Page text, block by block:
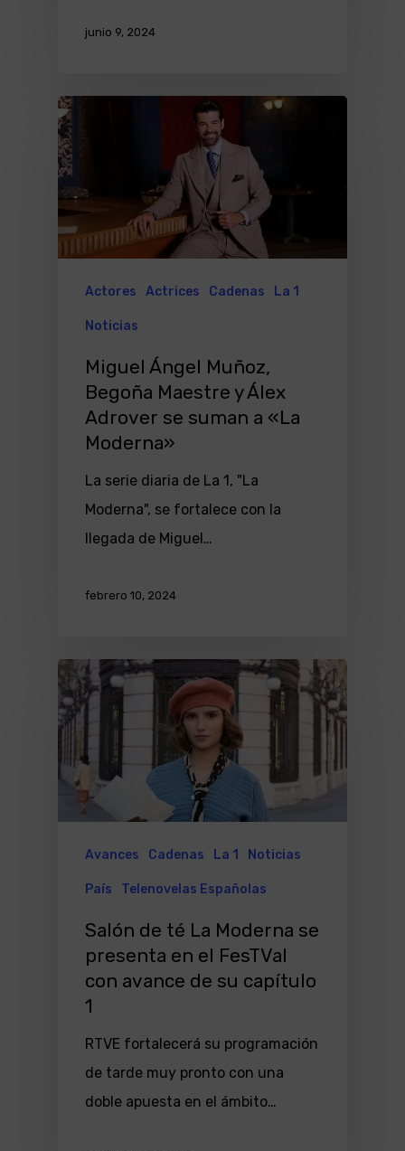
junio 9, 2024
Actores Actrices Cadenas La 1
Noticias
Miguel Ángel Muñoz,
Begoña Maestre y Álex
Adrover se suman a «La
Moderna»
La serie diaria de La 1, "La
Moderna", se fortalece con la
llegada de Miguel…
febrero 10, 2024
Avances Cadenas La 1 Noticias
País Telenovelas Españolas
Salón de té La Moderna se
presenta en el FesTVal
con avance de su capítulo
1
RTVE fortalecerá su programación
de tarde muy pronto con una
doble apuesta en el ámbito…